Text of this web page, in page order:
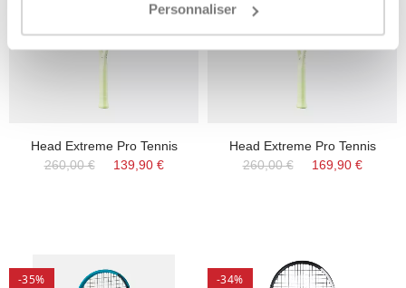
Personnaliser
Head Extreme Pro Tennis
260,00 €
139,90 €
Head Extreme Pro Tennis
260,00 €
169,90 €
-35% -34%